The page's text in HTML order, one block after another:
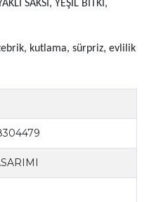
SAKSI, YEŞİL BİTKİ,
kutlama, sürpriz, evlilik